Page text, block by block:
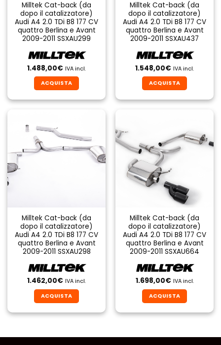
Milltek Cat-back (da
dopo il catalizzatore)
Audi A4 2.0 TDi B8 177 CV
quattro Berlina e Avant
2009-2011 SSXAU299
1.488,00€ IVA incl.
ACQUISTA
Milltek Cat-back (da
dopo il catalizzatore)
Audi A4 2.0 TDi B8 177 CV
quattro Berlina e Avant
2009-2011 SSXAU437
1.548,00€ IVA incl.
ACQUISTA
Milltek Cat-back (da
dopo il catalizzatore)
Audi A4 2.0 TDi B8 177 CV
quattro Berlina e Avant
2009-2011 SSXAU298
1.462,00€ IVA incl.
ACQUISTA
Milltek Cat-back (da
dopo il catalizzatore)
Audi A4 2.0 TDi B8 177 CV
quattro Berlina e Avant
2009-2011 SSXAU664
1.698,00€ IVA incl.
ACQUISTA